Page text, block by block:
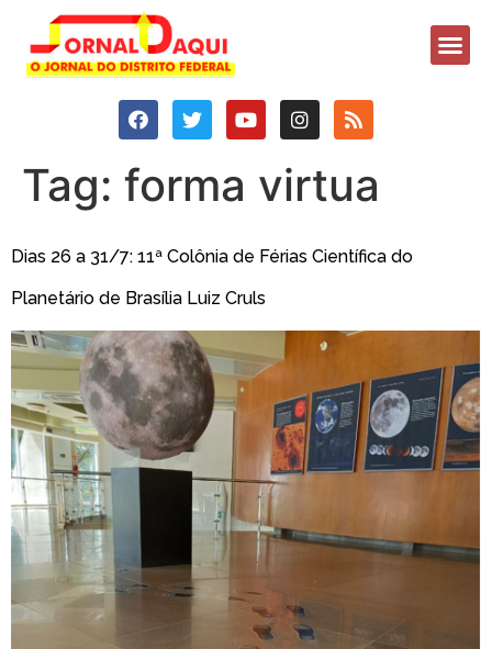
Tag: forma virtua
Dias 26 a 31/7: 11ª Colônia de Férias Científica do
Planetário de Brasília Luiz Cruls